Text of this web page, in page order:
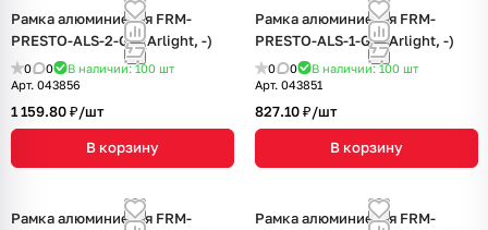
Рамка алюминиевая FRM-
PRESTO-ALS-2-GR (Arlight, -)
0 0 В наличии: 100 шт
Арт. 043856
1 159.80 ₽/шт
В корзину
Рамка алюминиевая FRM-
PRESTO-ALS-1-GR (Arlight, -)
0 0 В наличии: 100 шт
Арт. 043851
827.10 ₽/шт
В корзину
Рамка алюминиевая FRM-
Рамка алюминиевая FRM-